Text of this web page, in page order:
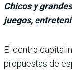
Chicos y
juegos,
El centro
pro­puestas de